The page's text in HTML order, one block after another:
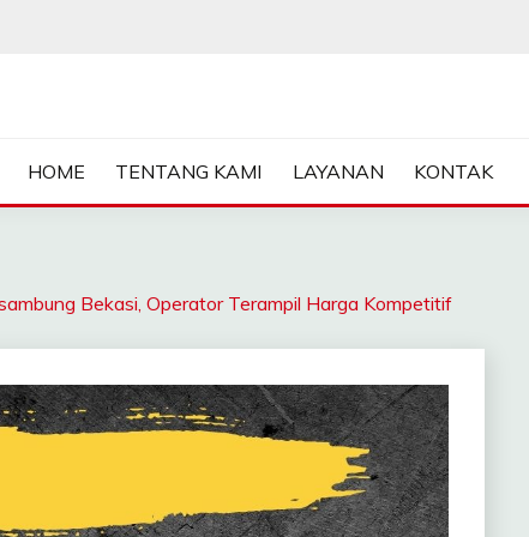
HOME TENTANG KAMI LAYANAN KONTAK
Bekasi, Operator Terampil Harga Kompetitif